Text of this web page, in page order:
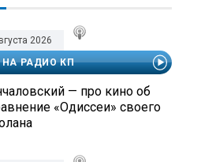
2026
РАДИО КП
— про кино об
«Одиссеи» своего